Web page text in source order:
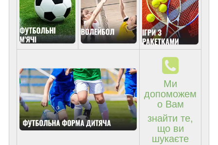
Ми
допоможем
о Вам
знайти те,
що ви
шукаєте